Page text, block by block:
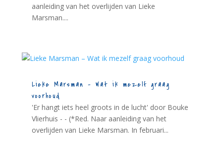
aanleiding van het overlijden van Lieke
Marsman....
Lieke Marsman – Wat ik mezelf graag
voorhoud
'Er hangt iets heel groots in de lucht' door Bouke
Vlierhuis - - (*Red. Naar aanleiding van het
overlijden van Lieke Marsman. In februari...